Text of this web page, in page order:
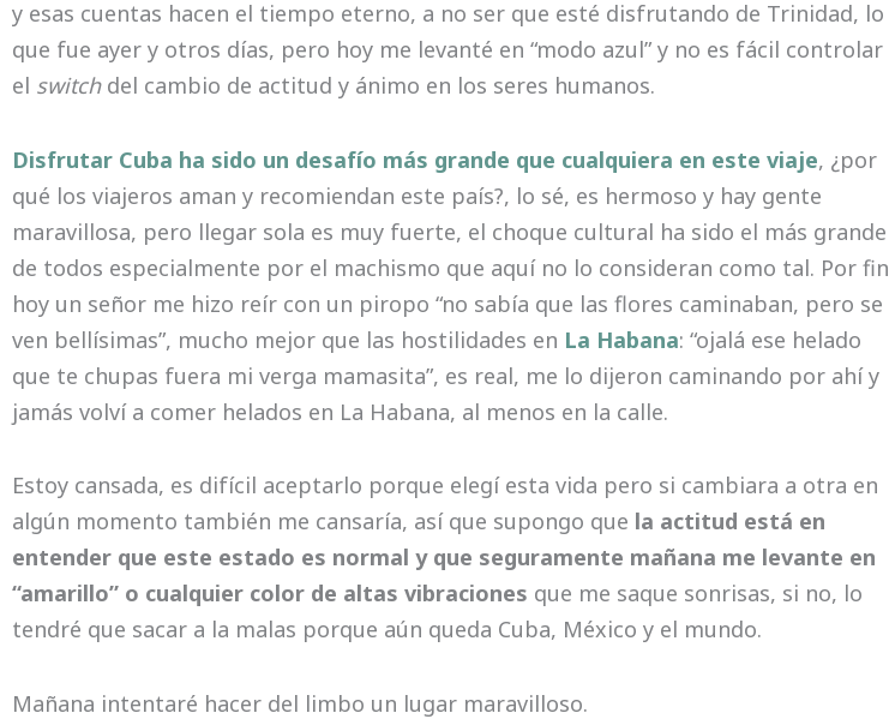
y esas cuentas hacen el tiempo eterno, a no ser que esté disfrutando de Trinidad, lo
que fue ayer y otros días, pero hoy me levanté en “modo azul” y no es fácil controlar
el switchdel cambio de actitud y ánimo en los seres humanos.
Disfrutar Cuba ha sido un desafío más grande que cualquiera en este viaje, ¿por
qué los viajeros aman y recomiendan este país?, lo sé, es hermoso y hay gente
maravillosa, pero llegar sola es muy fuerte, el choque cultural ha sido el más grande
de todos especialmente por el machismo que aquí no lo consideran como tal. Por fin
hoy un señor me hizo reír con un piropo “no sabía que las flores caminaban, pero se
ven bellísimas”, mucho mejor que las hostilidades en La Habana: “ojalá ese helado
que te chupas fuera mi verga mamasita”, es real, me lo dijeron caminando por ahí y
jamás volví a comer helados en La Habana, al menos en la calle.
Estoy cansada, es difícil aceptarlo porque elegí esta vida pero si cambiara a otra en
algún momento también me cansaría, así que supongo que la actitud está en
entender que este estado es normal y que seguramente mañana me levante en
“amarillo” o cualquier color de altas vibraciones que me saque sonrisas, si no, lo
tendré que sacar a la malas porque aún queda Cuba, México y el mundo.
Mañana intentaré hacer del limbo un lugar maravilloso.